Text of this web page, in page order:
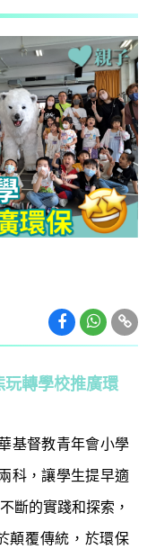
玩轉學校推廣環
基督教青年會小學
科，讓學生提早適
斷的實踐和探索，
顛覆傳統，於環保